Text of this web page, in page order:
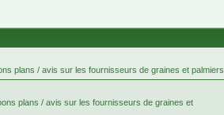
plans / avis sur les fournisseurs de graines et palmiers
plans / avis sur les fournisseurs de graines et